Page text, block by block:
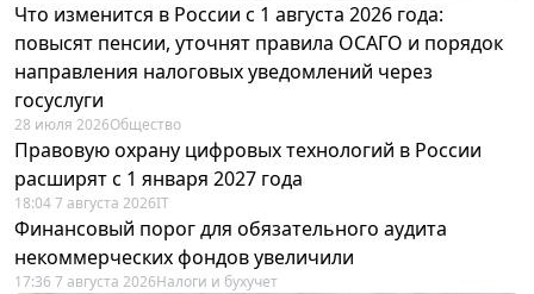
Что изменится в России с 1 августа 2026 года:
повысят пенсии, уточнят правила ОСАГО и порядок
направления налоговых уведомлений через
госуслуги
28 июля 2026Общество
Правовую охрану цифровых технологий в России
расширят с 1 января 2027 года
18:04 7 августа 2026IT
Финансовый порог для обязательного аудита
некоммерческих фондов увеличили
17:36 7 августа 2026Налоги и бухучет